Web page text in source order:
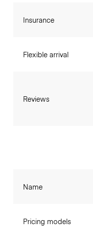
Insurance
Flexible arrival
Reviews
Name
Pricing models